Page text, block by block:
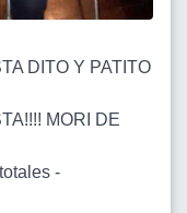
DITO Y PATITO
MORI DE
-